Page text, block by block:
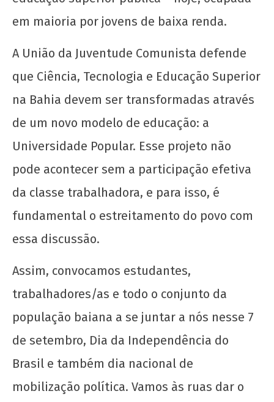
em maioria por jovens de baixa renda.
A União da Juventude Comunista defende
que Ciência, Tecnologia e Educação Superior
na Bahia devem ser transformadas através
de um novo modelo de educação: a
Universidade Popular. Esse projeto não
pode acontecer sem a participação efetiva
da classe trabalhadora, e para isso, é
fundamental o estreitamento do povo com
essa discussão.
Assim, convocamos estudantes,
trabalhadores/as e todo o conjunto da
população baiana a se juntar a nós nesse 7
de setembro, Dia da Independência do
Brasil e também dia nacional de
mobilização política. Vamos às ruas dar o